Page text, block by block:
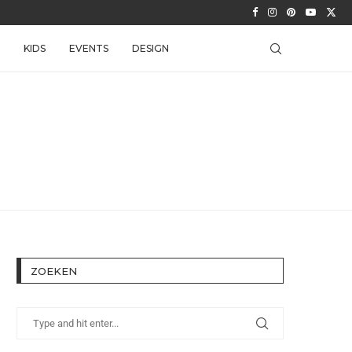
KIDS EVENTS DESIGN
ZOEKEN